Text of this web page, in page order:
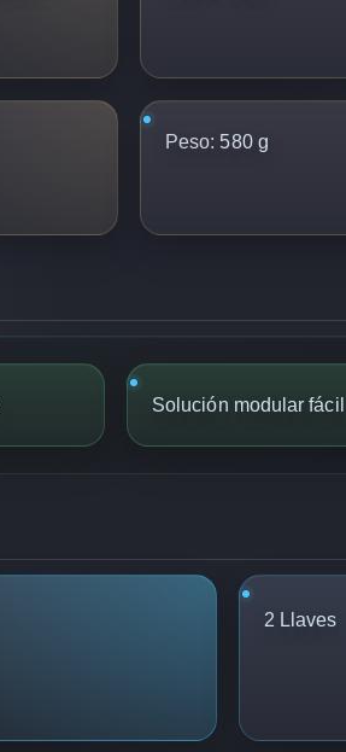
Peso: 580 g
Solución modular
2 Llaves